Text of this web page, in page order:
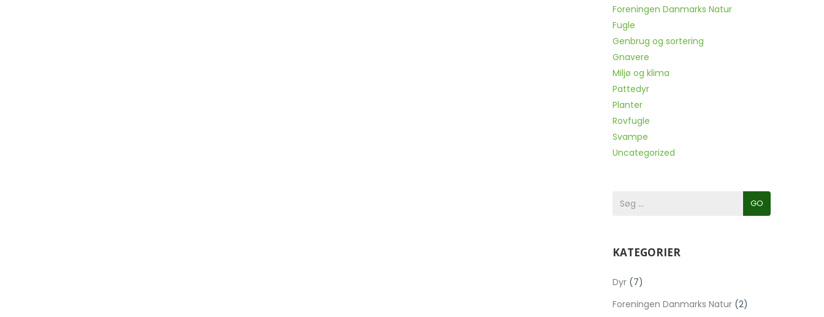
Foreningen Danmarks Natur
Fugle
Genbrug og sortering
Gnavere
Miljø og klima
Pattedyr
Planter
Rovfugle
Svampe
Uncategorized
GO
KATEGORIER
Dyr (7)
Foreningen Danmarks Natur (2)